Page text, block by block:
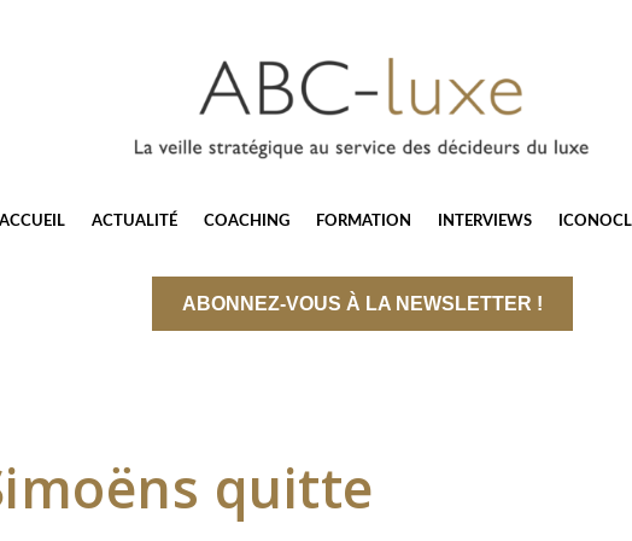
ACCUEIL ACTUALITÉ COACHING FORMATION INTERVIEWS
ABONNEZ-VOUS À LA NEWSLETTER !
quitte